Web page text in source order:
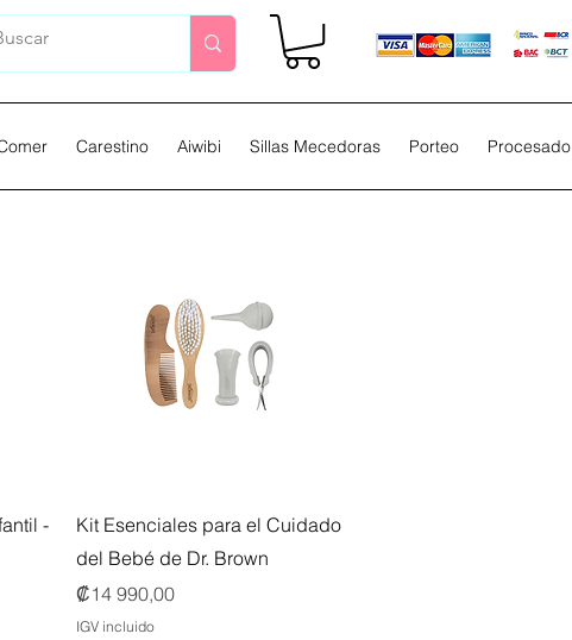
Carestino Aiwibi Sillas Mecedoras Porteo
-
Vista rápida
Kit Esenciales para el Cuidado
del Bebé de Dr. Brown
Precio
₡14 990,00
IGV incluido